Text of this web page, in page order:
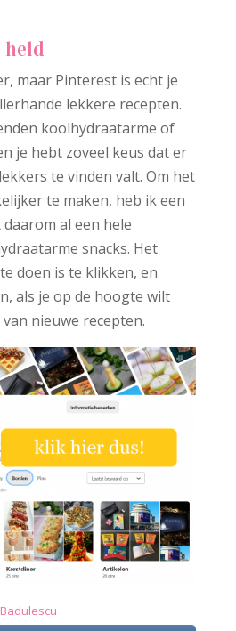
held
maar Pinterest is echt je
lekkere recepten.
koolhydraatarme of
je hebt zoveel keus dat er
te vinden valt. Om het
te maken, heb ik een
al een hele
snacks. Het
doen is te klikken, en
als je op de hoogte wilt
nieuwe recepten.
Badulescu